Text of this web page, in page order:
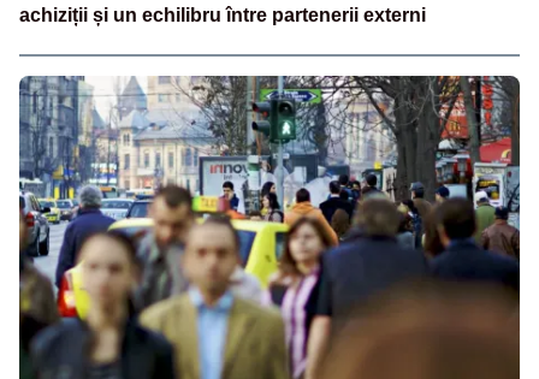
achiziții și un echilibru între partenerii externi